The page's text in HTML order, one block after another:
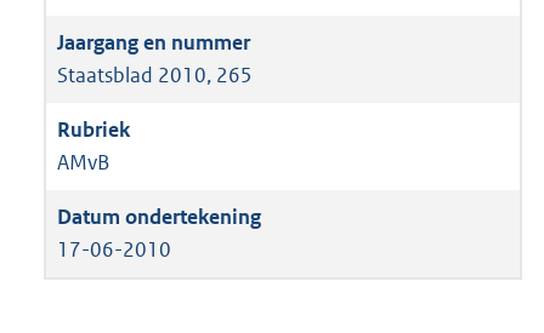
Staatsblad 2010, 265
AMvB
17-06-2010